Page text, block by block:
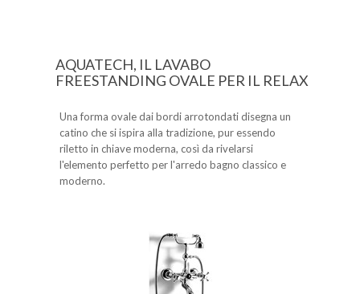
AQUATECH, IL LAVABO
FREESTANDING OVALE PER IL RELAX
Una forma ovale dai bordi arrotondati disegna un
catino che si ispira alla tradizione, pur essendo
riletto in chiave moderna, così da rivelarsi
l'elemento perfetto per l'arredo bagno classico e
moderno.